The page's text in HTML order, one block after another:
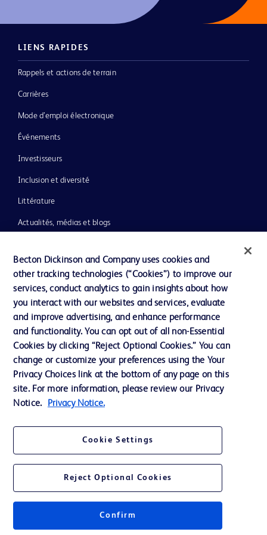
LIENS RAPIDES
Rappels et actions de terrain
Carrières
Mode d’emploi électronique
Événements
Investisseurs
Inclusion et diversité
Littérature
Actualités, médias et blogs
Assistance
Nous contacter
Préférences en matière de cookies
Confidentialité
Conditions d’utilisation
© 2026 BD. Tous droits réservés. BD et le logo de BD sont des marques
commerciales de Becton, Dickinson and Company. Toutes les autres
marques appartiennent à leurs propriétaires respectifs.
Becton Dickinson and Company uses cookies and
other tracking technologies (“Cookies”) to improve our
services, conduct analytics to gain insights about how
you interact with our websites and services, evaluate
and improve advertising, and enhance performance
and functionality. You can opt out of all non-Essential
Cookies by clicking “Reject Optional Cookies.” You can
change or customize your preferences using the Your
Privacy Choices link at the bottom of any page on this
site. For more information, please review our Privacy
Notice.
Privacy Notice.
Cookie Settings
Reject Optional Cookies
Confirm